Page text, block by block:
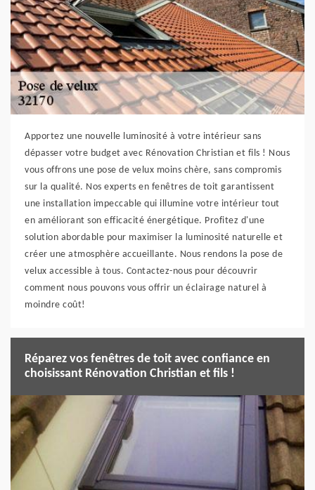
Apportez une nouvelle luminosité à votre intérieur sans
dépasser votre budget avec Rénovation Christian et fils ! Nous
vous offrons une pose de velux moins chère, sans compromis
sur la qualité. Nos experts en fenêtres de toit garantissent
une installation impeccable qui illumine votre intérieur tout
en améliorant son efficacité énergétique. Profitez d'une
solution abordable pour maximiser la luminosité naturelle et
créer une atmosphère accueillante. Nous rendons la pose de
velux accessible à tous. Contactez-nous pour découvrir
comment nous pouvons vous offrir un éclairage naturel à
moindre coût!
Réparez vos fenêtres de toit avec confiance en
choisissant Rénovation Christian et fils !